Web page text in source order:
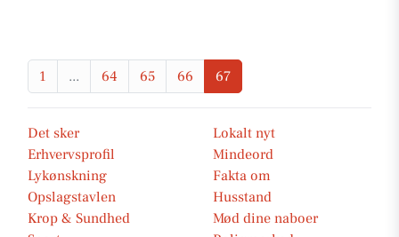
1 ... 64 65 66 67
Det sker
Lokalt nyt
Erhvervsprofil
Mindeord
Lykønskning
Fakta om
Opslagstavlen
Husstand
Krop & Sundhed
Mød dine naboer